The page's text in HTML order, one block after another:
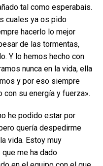
tal como esperabais.
cuales ya os pido
hacerlo lo mejor
de las tormentas,
Y lo hemos hecho con
nunca en la vida, ella
y por eso siempre
con su energía y fuerza».
he podido estar por
quería despedirme
vida. Estoy muy
me ha dado